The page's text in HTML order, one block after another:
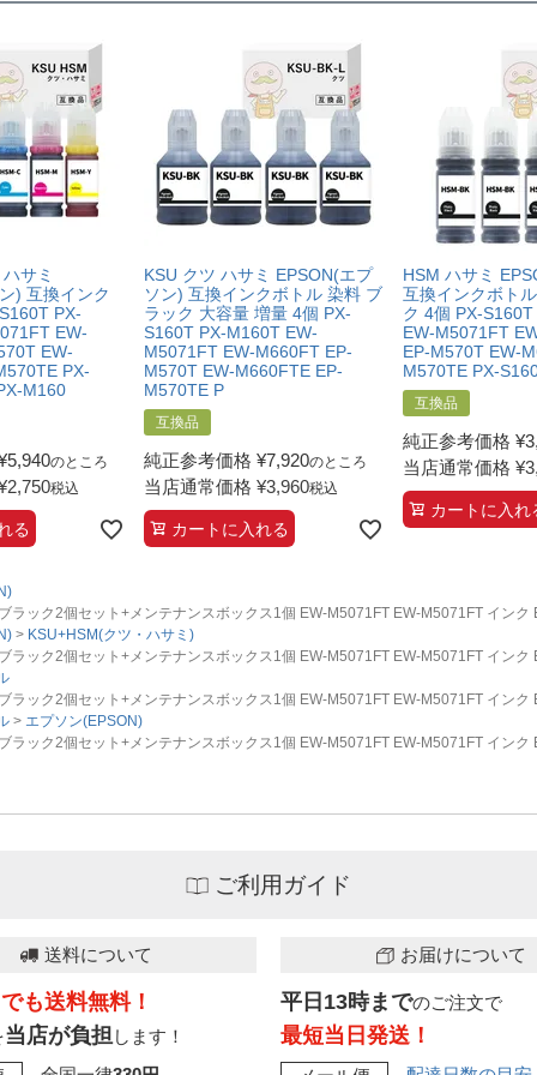
サミ
) 互換インク
PX-
EW-
EW-
PX-
M160
5,940のところ
2,750税込
る
KSU クツ ハサミ EPSON(エプ
ソン) 互換インクボトル 染料 ブ
ラック 大容量 増量 4個 PX-
S160T PX-M160T EW-
M5071FT EW-M660FT EP-
M570T EW-M660FTE EP-
M570TE P
互換品
純正参考価格 ¥7,920のところ
当店通常価格 ¥3,960税込
カートに入れる
HSM ハサミ
互換インクボト
ク 4個 PX-
EW-M5071FT
EP-M570T EW-
M570TE PX-
互換品
純正参考価格 ¥
当店通常価格 ¥
カートに入れ
ラック2個セット+メンテナンスボックス1個 EW-M5071FT EW-M5071FT インク
KSU+HSM(クツ・ハサミ)
ラック2個セット+メンテナンスボックス1個 EW-M5071FT EW-M5071FT インク
ラック2個セット+メンテナンスボックス1個 EW-M5071FT EW-M5071FT インク
エプソン(EPSON)
ラック2個セット+メンテナンスボックス1個 EW-M5071FT EW-M5071FT インク
ご利用ガイド
送料について
も送料無料！
当店が負担します！
お届けについて
平日13時までのご注文で
最短当日発送！